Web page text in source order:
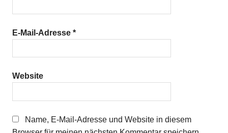
E-Mail-Adresse *
Website
Name, E-Mail-Adresse und Website in diesem